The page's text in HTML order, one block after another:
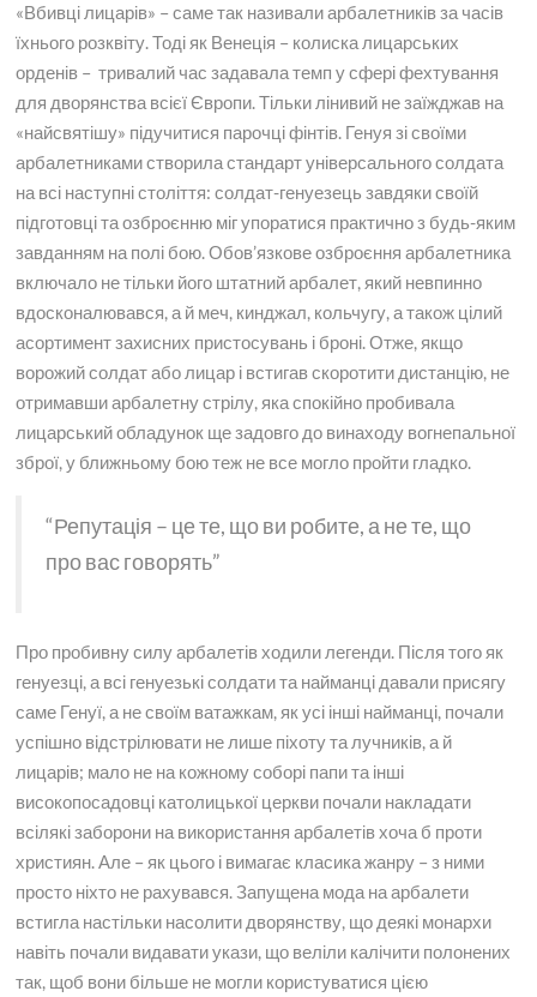
«Вбивці лицарів» – саме так називали арбалетників за часів
їхнього розквіту. Тоді як Венеція – колиска лицарських
орденів – тривалий час задавала темп у сфері фехтування
для дворянства всієї Європи. Тільки лінивий не заїжджав на
«найсвятішу» підучитися парочці фінтів. Генуя зі своїми
арбалетниками створила стандарт універсального солдата
на всі наступні століття: солдат-генуезець завдяки своїй
підготовці та озброєнню міг упоратися практично з будь-яким
завданням на полі бою. Обов’язкове озброєння арбалетника
включало не тільки його штатний арбалет, який невпинно
вдосконалювався, а й меч, кинджал, кольчугу, а також цілий
асортимент захисних пристосувань і броні. Отже, якщо
ворожий солдат або лицар і встигав скоротити дистанцію, не
отримавши арбалетну стрілу, яка спокійно пробивала
лицарський обладунок ще задовго до винаходу вогнепальної
зброї, у ближньому бою теж не все могло пройти гладко.
“Репутація – це те, що ви робите, а не те, що
про вас говорять”
Про пробивну силу арбалетів ходили легенди. Після того як
генуезці, а всі генуезькі солдати та найманці давали присягу
саме Генуї, а не своїм ватажкам, як усі інші найманці, почали
успішно відстрілювати не лише піхоту та лучників, а й
лицарів; мало не на кожному соборі папи та інші
високопосадовці католицької церкви почали накладати
всілякі заборони на використання арбалетів хоча б проти
християн. Але – як цього і вимагає класика жанру – з ними
просто ніхто не рахувався. Запущена мода на арбалети
встигла настільки насолити дворянству, що деякі монархи
навіть почали видавати укази, що веліли калічити полонених
так, щоб вони більше не могли користуватися цією